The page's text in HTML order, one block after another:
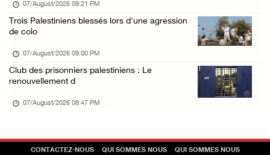
07/August/2026 09:21 PM
Trois Palestiniens blessés lors d'une agression
de colo
07/August/2026 09:00 PM
Club des prisonniers palestiniens : Le
renouvellement d
07/August/2026 08:47 PM
CONTACTEZ-NOUS QUI SOMMES NOUS QUI SOMMES NOUS